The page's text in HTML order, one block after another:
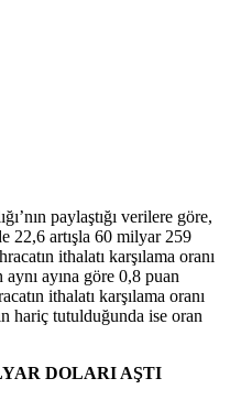
paylaştığı verilere göre,
22,6 artışla 60 milyar 259
ithalatı karşılama oranı
ayına göre 0,8 puan
ithalatı karşılama oranı
hariç tutulduğunda ise oran
DOLARI AŞTI